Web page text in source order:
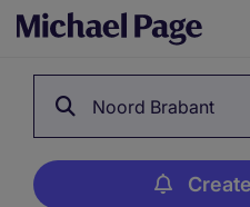
Noord Brabant